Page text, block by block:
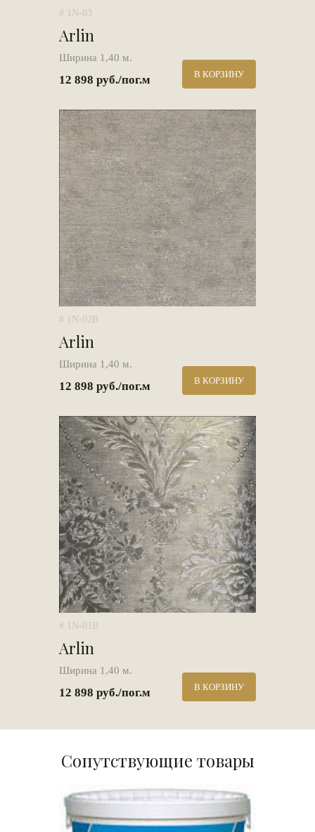
# 1N-03
Arlin
Ширина 1,40 м.
12 898 руб./пог.м В КОРЗИНУ
# 1N-02B
Arlin
Ширина 1,40 м.
12 898 руб./пог.м В КОРЗИНУ
# 1N-01B
Arlin
Ширина 1,40 м.
12 898 руб./пог.м В КОРЗИНУ
Сопутствующие товары